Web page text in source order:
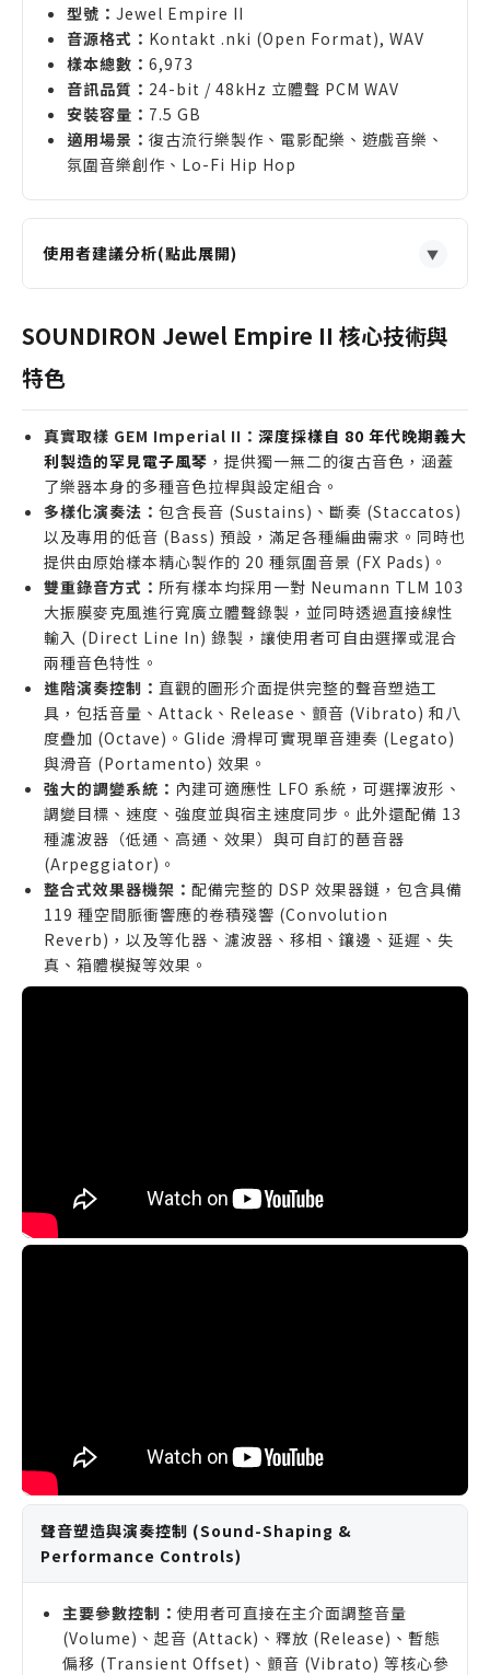
型號： Jewel Empire II
音源格式： Kontakt .nki (Open Format), WAV
樣本總數： 6,973
音訊品質： 24-bit / 48kHz 立體聲 PCM WAV
安裝容量： 7.5 GB
適用場景： 復古流行樂製作、電影配樂、遊戲音樂、
氛圍音樂創作、Lo-Fi Hip Hop
使用者建議分析(點此展開) ▼
尋找 80-90 年代特殊復古風琴音色，想為作品增添獨
需要為電影、影集或遊戲配樂增添溫暖、類比氛圍的
專業配樂家。
希望在 Kontakt 中擁有高度可調變性與完整效果器
鏈，進行聲音設計的電子音樂創作者。
誰不適合購買
僅使用免費版 Kontakt Player 的用戶，因本音源庫
需要完整版 Kontakt 才能運行。
主要尋找現代、明亮數位合成器音色，而非類比復古
風琴質感的製作人。
電腦硬碟空間極度有限，無法容納 7.5 GB 音源庫安
裝容量的使用者。
SOUNDIRON Jewel Empire II 核心技術與
特色
真實取樣 GEM Imperial II： 深度採樣自 80 年代晚期義大
利製造的罕見電子風琴 ，提供獨一無二的復古音色，涵蓋
了樂器本身的多種音色拉桿與設定組合。
多樣化演奏法： 包含長音 (Sustains)、斷奏 (Staccatos)
以及專用的低音 (Bass) 預設，滿足各種編曲需求。同時也
提供由原始樣本精心製作的 20 種氛圍音景 (FX Pads)。
雙重錄音方式： 所有樣本均採用一對 Neumann TLM 103
大振膜麥克風進行寬廣立體聲錄製，並同時透過直接線性
輸入 (Direct Line In) 錄製，讓使用者可自由選擇或混合
兩種音色特性。
進階演奏控制： 直觀的圖形介面提供完整的聲音塑造工
具，包括音量、Attack、Release、顫音 (Vibrato) 和八
度疊加 (Octave)。Glide 滑桿可實現單音連奏 (Legato)
與滑音 (Portamento) 效果。
強大的調變系統： 內建可適應性 LFO 系統，可選擇波形、
調變目標、速度、強度並與宿主速度同步。此外還配備 13
種濾波器（低通、高通、效果）與可自訂的琶音器
(Arpeggiator)。
整合式效果器機架： 配備完整的 DSP 效果器鏈，包含具備
119 種空間脈衝響應的卷積殘響 (Convolution
Reverb)，以及等化器、濾波器、移相、鑲邊、延遲、失
真、箱體模擬等效果。
聲音塑造與演奏控制 (Sound-Shaping &
Performance Controls)
主要參數控制： 使用者可直接在主介面調整音量
(Volume)、起音 (Attack)、釋放 (Release)、暫態
偏移 (Transient Offset)、顫音 (Vibrato) 等核心參